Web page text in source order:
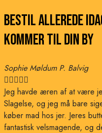
Bestil allerede
kommer til din by
Sophie Møldum P. Balvig

Jeg havde æren af at være
Slagelse, og jeg må bare
køber mad hos jer. Jeres
fantastisk velsmagende, og